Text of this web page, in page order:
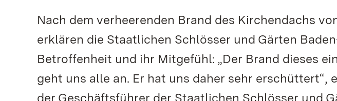
Nach dem verheerenden Brand des Kirchendachs
erklären die Staatlichen Schlösser und Gärten
Betroffenheit und ihr Mitgefühl: „Der Brand dieses
geht uns alle an. Er hat uns daher sehr erschüttert“,
der Geschäftsführer der Staatlichen Schlösser und